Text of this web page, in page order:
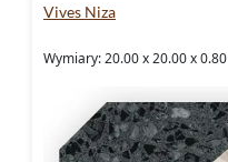
Vives Niza
Wymiary: 20.00 x 20.00 x 0.80